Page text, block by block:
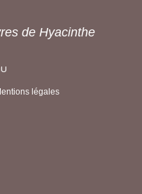
de Hyacinthe
légales